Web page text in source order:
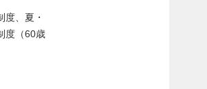
、夏・
度（60歳